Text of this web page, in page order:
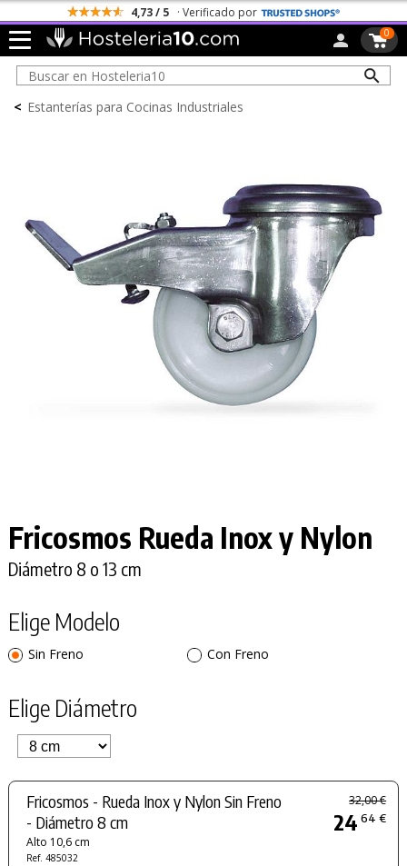
4,73 / 5 · Verificado por
0
< Estanterías para Cocinas Industriales
Fricosmos Rueda Inox y Nylon
Diámetro 8 o 13 cm
Elige Modelo
Sin Freno Con Freno
Elige Diámetro
Fricosmos - Rueda Inox y Nylon Sin Freno
- Diámetro 8 cm
Alto 10,6 cm
Ref. 485032
32,00 €
24 64 €